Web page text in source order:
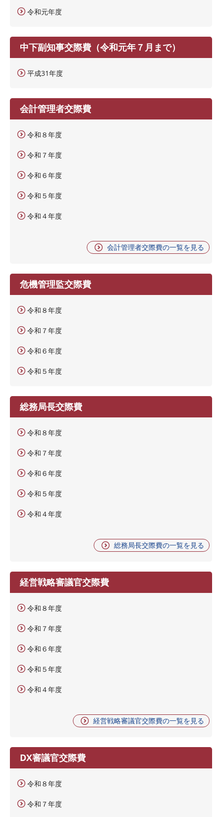
令和元年度
中下副知事交際費（令和元年７月まで）
平成31年度
会計管理者交際費
令和８年度
令和７年度
令和６年度
令和５年度
令和４年度
会計管理者交際費の一覧を見る
危機管理監交際費
令和８年度
令和７年度
令和６年度
令和５年度
総務局長交際費
令和８年度
令和７年度
令和６年度
令和５年度
令和４年度
総務局長交際費の一覧を見る
経営戦略審議官交際費
令和８年度
令和７年度
令和６年度
令和５年度
令和４年度
経営戦略審議官交際費の一覧を見る
DX審議官交際費
令和８年度
令和７年度